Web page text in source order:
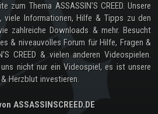
zum Thema ASSASSIN'S CREED. Unsere
Informationen, Hilfe & Tipps zu den
zahlreiche Downloads & mehr. Besucht
& niveauvolles Forum für Hilfe, Fragen &
CREED & vielen anderen Videospielen.
uns nicht nur ein Videospiel, es ist unsere
Herzblut investieren.
ASSASSINSCREED.DE